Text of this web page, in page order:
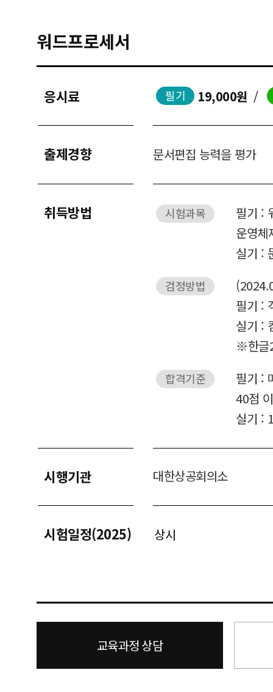
워드프로세서
응시료 필기 19,000원 /
출제경향 문서편집 능력을 평가
취득방법 시험과목
필기 :
운영체
실기 :
검정방법
필기 :
실기 :
※한글
합격기준
필기 :
40점
실기 :
시행기관 대한상공회의소
시험일정(2025) 상시
교육과정 상담